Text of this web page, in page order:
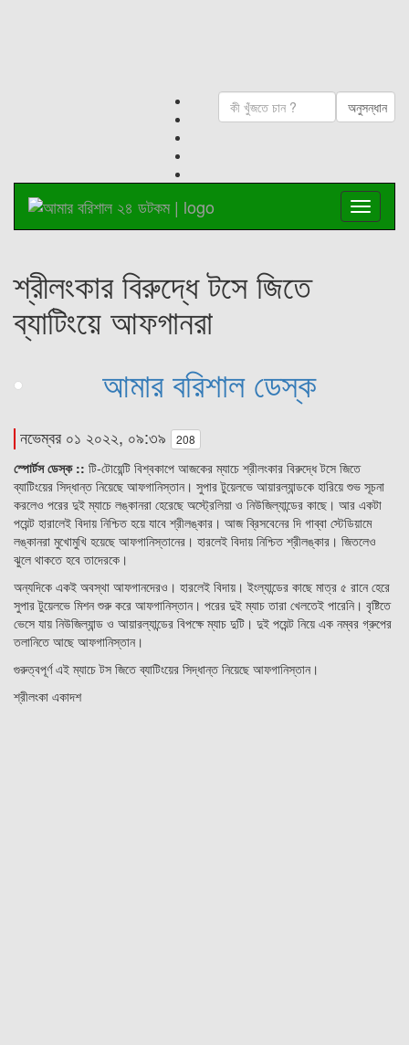
শ্রীলংকার বিরুদ্ধে টসে জিতে
ব্যাটিংয়ে আফগানরা
আমার বরিশাল ডেস্ক
নভেম্বর ০১ ২০২২, ০৯:৩৯ 208
স্পোর্টস ডেস্ক :: টি-টোয়েন্টি বিশ্বকাপে আজকের ম্যাচে শ্রীলংকার বিরুদ্ধে টসে জিতে
ব্যাটিংয়ের সিদ্ধান্ত নিয়েছে আফগানিস্তান। সুপার টুয়েলভে আয়ারল্যান্ডকে হারিয়ে শুভ সূচনা
করলেও পরের দুই ম্যাচে লঙ্কানরা হেরেছে অস্ট্রেলিয়া ও নিউজিল্যান্ডের কাছে। আর একটা
পয়েন্ট হারালেই বিদায় নিশ্চিত হয়ে যাবে শ্রীলঙ্কার। আজ ব্রিসবেনের দি গাব্বা স্টেডিয়ামে
লঙ্কানরা মুখোমুখি হয়েছে আফগানিস্তানের। হারলেই বিদায় নিশ্চিত শ্রীলঙ্কার। জিতলেও
ঝুলে থাকতে হবে তাদেরকে।
অন্যদিকে একই অবস্থা আফগানদেরও। হারলেই বিদায়। ইংল্যান্ডের কাছে মাত্র ৫ রানে হেরে
সুপার টুয়েলভে মিশন শুরু করে আফগানিস্তান। পরের দুই ম্যাচ তারা খেলতেই পারেনি। বৃষ্টিতে
ভেসে যায় নিউজিল্যান্ড ও আয়ারল্যান্ডের বিপক্ষে ম্যাচ দুটি। দুই পয়েন্ট নিয়ে এক নম্বর গ্রুপের
তলানিতে আছে আফগানিস্তান।
গুরুত্বপূর্ণ এই ম্যাচে টস জিতে ব্যাটিংয়ের সিদ্ধান্ত নিয়েছে আফগানিস্তান।
শ্রীলংকা একাদশ